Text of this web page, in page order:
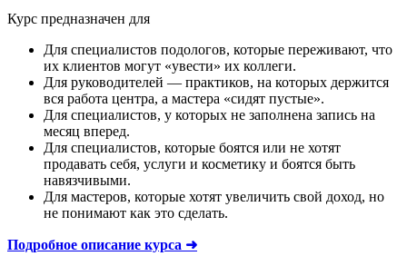
Курс предназначен для
Для специалистов подологов, которые переживают, что
их клиентов могут «увести» их коллеги.
Для руководителей — практиков, на которых держится
вся работа центра, а мастера «сидят пустые».
Для специалистов, у которых не заполнена запись на
месяц вперед.
Для специалистов, которые боятся или не хотят
продавать себя, услуги и косметику и боятся быть
навязчивыми.
Для мастеров, которые хотят увеличить свой доход, но
не понимают как это сделать.
Подробное описание курса ➜